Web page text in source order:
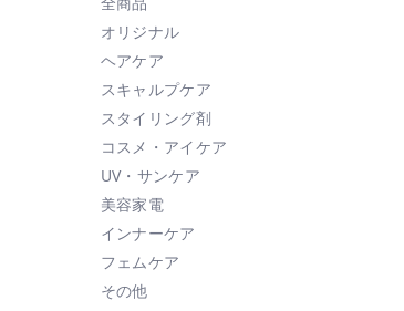
オリジナル
ヘアケア
スキャルプケア
スタイリング剤
コスメ・アイケア
UV・サンケア
美容家電
インナーケア
フェムケア
その他